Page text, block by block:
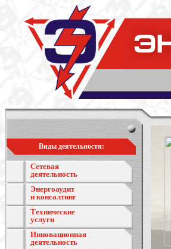
Виды деятельности:
Сетевая
деятельность
Энергоаудит
и консалтинг
Технические
услуги
Инновационная
деятельность